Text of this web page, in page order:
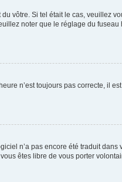
vôtre. Si tel était le cas, veuillez
noter que le réglage du
n’est toujours pas correcte, il
n’a pas encore été traduit
êtes libre de vous porter